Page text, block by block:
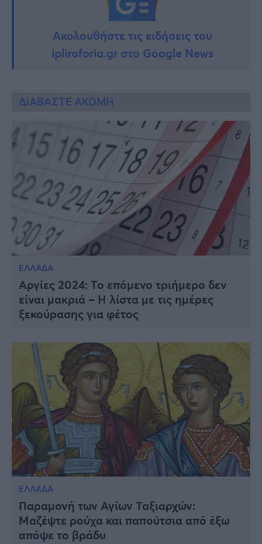
Ακολουθήστε τις ειδήσεις του
ipliroforia.gr στο Google News
ΔΙΑΒΑΣΤΕ ΑΚΟΜΗ
ΕΛΛΑΔΑ
Αργίες 2024: Το επόμενο τριήμερο δεν
είναι μακριά – Η λίστα με τις ημέρες
ξεκούρασης για φέτος
ΕΛΛΑΔΑ
Παραμονή των Αγίων Ταξιαρχών:
Μαζέψτε ρούχα και παπούτσια από έξω
απόψε το βράδυ